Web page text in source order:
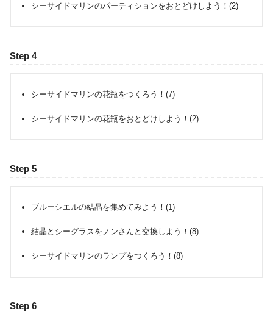
シーサイドマリンのパーティションをおとどけしよう！(2)
Step 4
シーサイドマリンの花瓶をつくろう！(7)
シーサイドマリンの花瓶をおとどけしよう！(2)
Step 5
ブルーシエルの結晶を集めてみよう！(1)
結晶とシーグラスをノンさんと交換しよう！(8)
シーサイドマリンのランプをつくろう！(8)
Step 6